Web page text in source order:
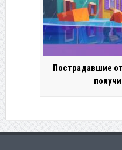
Пострадавшие